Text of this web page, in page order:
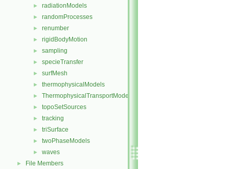
► radiationModels
► randomProcesses
► renumber
► rigidBodyMotion
► sampling
► specieTransfer
► surfMesh
► thermophysicalModels
► ThermophysicalTransportModels
► topoSetSources
► tracking
► triSurface
► twoPhaseModels
► waves
► File Members